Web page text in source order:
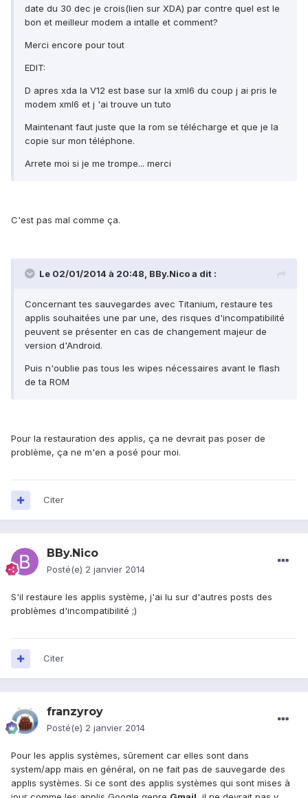
date du 30 dec je crois(lien sur XDA) par contre quel est le
bon et meilleur modem a intalle et comment?
Merci encore pour tout
EDIT:
D apres xda la V12 est base sur la xml6 du coup j ai pris le
modem xml6 et j 'ai trouve un tuto
Maintenant faut juste que la rom se télécharge et que je la
copie sur mon téléphone.
Arrete moi si je me trompe... merci
C'est pas mal comme ça.
Le 02/01/2014 à 20:48, BBy.Nico a dit :
Concernant tes sauvegardes avec Titanium, restaure tes
applis souhaitées une par une, des risques d'incompatibilité
peuvent se présenter en cas de changement majeur de
version d'Android.
Puis n'oublie pas tous les wipes nécessaires avant le flash
de ta ROM
Pour la restauration des applis, ça ne devrait pas poser de
problème, ça ne m'en a posé pour moi.
Citer
BBy.Nico
Posté(e) 2 janvier 2014
S'il restaure les applis système, j'ai lu sur d'autres posts des
problèmes d'incompatibilité ;)
Citer
franzyroy
Posté(e) 2 janvier 2014
Pour les applis systèmes, sûrement car elles sont dans
system/app mais en général, on ne fait pas de sauvegarde des
applis systèmes. Si ce sont des applis systèmes qui sont mises à